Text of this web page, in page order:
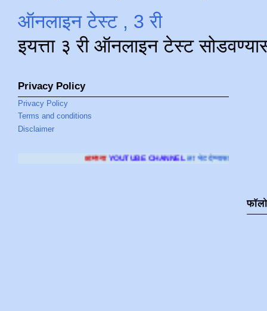
ऑनलाइन टेस्ट , 3 री
इयत्ता ३ री ऑनलाइन टेस्ट
Privacy Policy
Privacy Policy
Terms and conditions
Disclaimer
YOUTUBE CHANNELला भेट देण्यासाठी क्लिक करा.